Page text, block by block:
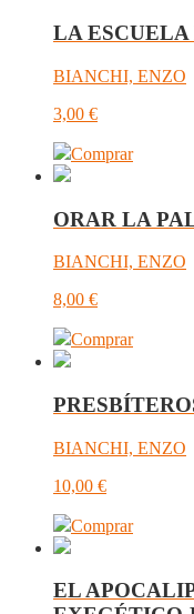
LA
BIANCHI, ENZO
3,00 €
Comprar
ORAR LA
BIANCHI, ENZO
8,00 €
Comprar
BIANCHI, ENZO
10,00 €
Comprar
EL